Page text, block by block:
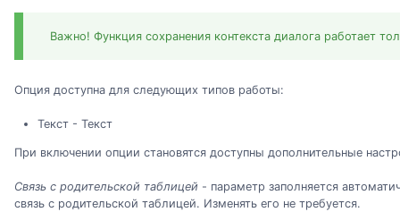
Важно! Функция сохранения контекста диалога работает
Опция доступна для следующих типов работы:
Текст - Текст
При включении опции становятся доступны дополнительные
Связь с родительской таблицей - параметр заполняется
связь с родительской таблицей. Изменять его не требуется.